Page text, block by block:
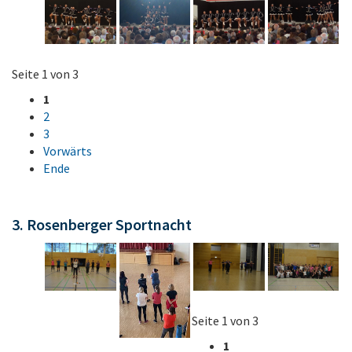
Seite 1 von 3
1
2
3
Vorwärts
Ende
3. Rosenberger Sportnacht
Seite 1 von 3
1